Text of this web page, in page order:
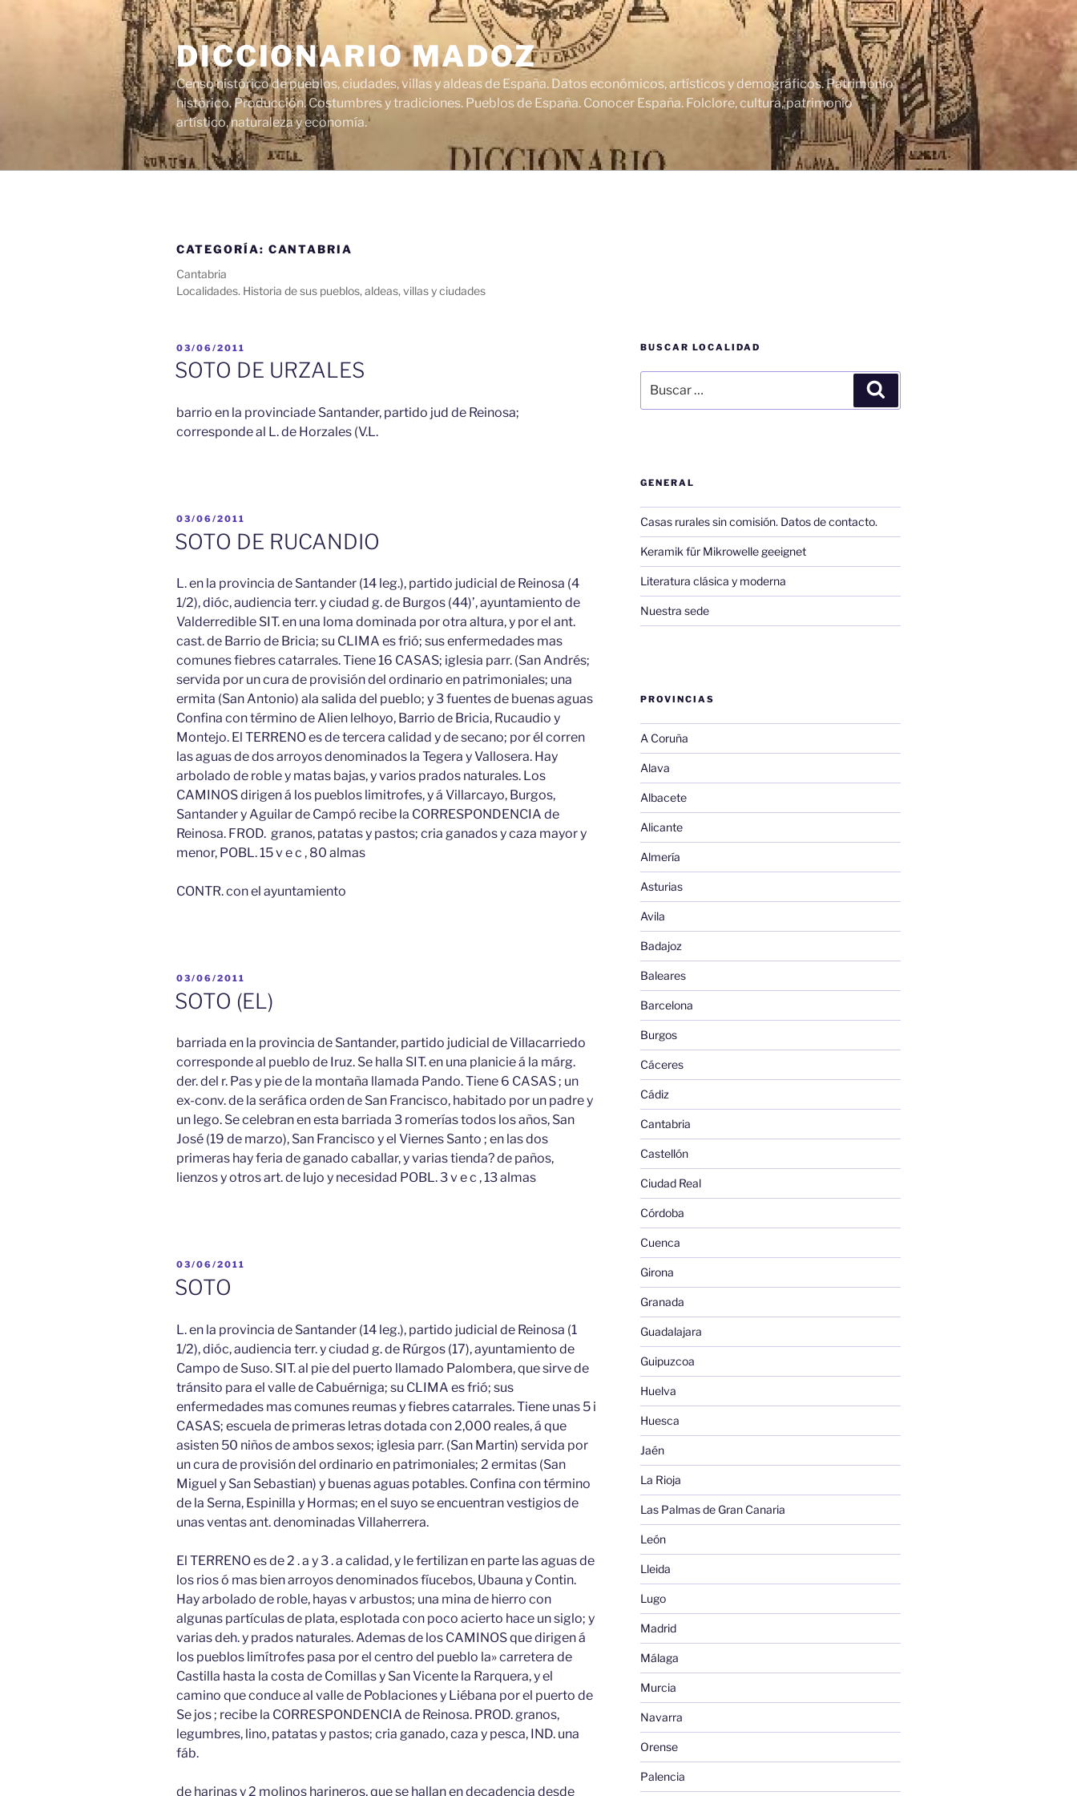
DICCIONARIO MADOZ
Censo histórico de pueblos, ciudades, villas y aldeas de España. Datos económicos, artísticos y demográficos. Patrimonio
histórico. Producción. Costumbres y tradiciones. Pueblos de España. Conocer España. Folclore, cultura, patrimonio
artístico, naturaleza y economía.
CATEGORÍA: CANTABRIA
Cantabria
Localidades. Historia de sus pueblos, aldeas, villas y ciudades
PUBLICADO
EL
03/06/2011
SOTO DE URZALES
barrio en la provinciade Santander, partido jud de Reinosa;
corresponde al L. de Horzales (V.L.
PUBLICADO
03/06/2011
SOTO DE RUCANDIO
L. en la provincia de Santander (14 leg.), partido judicial de Reinosa (4
1/2), dióc, audiencia terr. y ciudad g. de Burgos (44)’, ayuntamiento de
Valderredible SIT. en una loma dominada por otra altura, y por el ant.
cast. de Barrio de Bricia; su CLIMA es frió; sus enfermedades mas
comunes fiebres catarrales. Tiene 16 CASAS; iglesia parr. (San Andrés;
servida por un cura de provisión del ordinario en patrimoniales; una
ermita (San Antonio) ala salida del pueblo; y 3 fuentes de buenas aguas
Confina con término de Alien lelhoyo, Barrio de Bricia, Rucaudio y
Montejo. El TERRENO es de tercera calidad y de secano; por él corren
las aguas de dos arroyos denominados la Tegera y Vallosera. Hay
arbolado de roble y matas bajas, y varios prados naturales. Los
CAMINOS dirigen á los pueblos limitrofes, y á Villarcayo, Burgos,
Santander y Aguilar de Campó recibe la CORRESPONDENCIA de
Reinosa. FROD. granos, patatas y pastos; cria ganados y caza mayor y
menor, POBL. 15 v e c , 80 almas
CONTR. con el ayuntamiento
PUBLICADO
EL
03/06/2011
SOTO (EL)
barriada en la provincia de Santander, partido judicial de Villacarriedo
corresponde al pueblo de Iruz. Se halla SIT. en una planicie á la márg.
der. del r. Pas y pie de la montaña llamada Pando. Tiene 6 CASAS ; un
ex-conv. de la seráfica orden de San Francisco, habitado por un padre y
un lego. Se celebran en esta barriada 3 romerías todos los años, San
José (19 de marzo), San Francisco y el Viernes Santo ; en las dos
primeras hay feria de ganado caballar, y varias tienda? de paños,
lienzos y otros art. de lujo y necesidad POBL. 3 v e c , 13 almas
PUBLICADO
EL
03/06/2011
SOTO
L. en la provincia de Santander (14 leg.), partido judicial de Reinosa (1
1/2), dióc, audiencia terr. y ciudad g. de Rúrgos (17), ayuntamiento de
Campo de Suso. SIT. al pie del puerto llamado Palombera, que sirve de
tránsito para el valle de Cabuérniga; su CLIMA es frió; sus
enfermedades mas comunes reumas y fiebres catarrales. Tiene unas 5 i
CASAS; escuela de primeras letras dotada con 2,000 reales, á que
asisten 50 niños de ambos sexos; iglesia parr. (San Martin) servida por
un cura de provisión del ordinario en patrimoniales; 2 ermitas (San
Miguel y San Sebastian) y buenas aguas potables. Confina con término
de la Serna, Espinilla y Hormas; en el suyo se encuentran vestigios de
unas ventas ant. denominadas Villaherrera.
El TERRENO es de 2 . a y 3 . a calidad, y le fertilizan en parte las aguas de
los rios ó mas bien arroyos denominados fíucebos, Ubauna y Contin.
Hay arbolado de roble, hayas v arbustos; una mina de hierro con
algunas partículas de plata, esplotada con poco acierto hace un siglo; y
varias deh. y prados naturales. Ademas de los CAMINOS que dirigen á
los pueblos limítrofes pasa por el centro del pueblo la» carretera de
Castilla hasta la costa de Comillas y San Vicente la Rarquera, y el
camino que conduce al valle de Poblaciones y Liébana por el puerto de
Se jos ; recibe la CORRESPONDENCIA de Reinosa. PROD. granos,
legumbres, lino, patatas y pastos; cria ganado, caza y pesca, IND. una
fáb.
de harinas y 2 molinos harineros, que se hallan en decadencia desde
BUSCAR LOCALIDAD
por:
GENERAL
Casas rurales sin comisión. Datos de contacto.
Keramik für Mikrowelle geeignet
Literatura clásica y moderna
Nuestra sede
PROVINCIAS
A Coruña
Alava
Albacete
Alicante
Almería
Asturias
Avila
Badajoz
Baleares
Barcelona
Burgos
Cáceres
Cádiz
Cantabria
Castellón
Ciudad Real
Córdoba
Cuenca
Girona
Granada
Guadalajara
Guipuzcoa
Huelva
Huesca
Jaén
La Rioja
Las Palmas de Gran Canaria
León
Lleida
Lugo
Madrid
Málaga
Murcia
Navarra
Orense
Palencia